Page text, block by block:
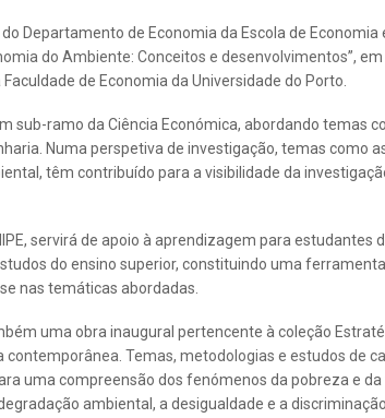
Departamento de Economia da Escola de
do Ambiente: Conceitos e desenvolvimentos”,
de Economia da Universidade do Porto.
sub-ramo da Ciência Económica, abordando temas
Numa perspetiva de investigação, temas como
têm contribuído para a visibilidade da
servirá de apoio à aprendizagem para estudantes
do ensino superior, constituindo uma
nas temáticas abordadas.
uma obra inaugural pertencente à coleção
contemporânea. Temas, metodologias e estudos de
uma compreensão dos fenómenos da pobreza e
ambiental, a desigualdade e a